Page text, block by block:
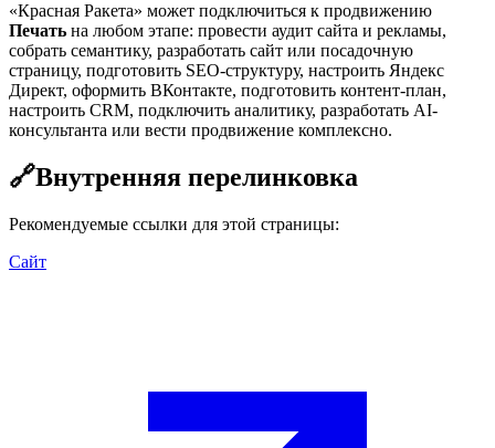
«Красная Ракета» может подключиться к продвижению
Печать на любом этапе: провести аудит сайта и рекламы,
собрать семантику, разработать сайт или посадочную
страницу, подготовить SEO-структуру, настроить Яндекс
Директ, оформить ВКонтакте, подготовить контент-план,
настроить CRM, подключить аналитику, разработать AI-
консультанта или вести продвижение комплексно.
🔗Внутренняя перелинковка
Рекомендуемые ссылки для этой страницы:
Сайт